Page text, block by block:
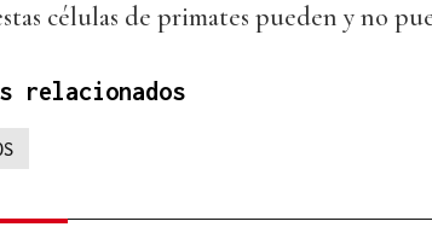
células de primates pueden y no
relacionados